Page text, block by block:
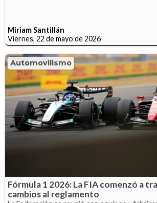
Miriam Santillán
Viernes, 22 de mayo de 2026
Automovilismo
Fórmula 1 2026: La FIA comenzó a
cambios al reglamento